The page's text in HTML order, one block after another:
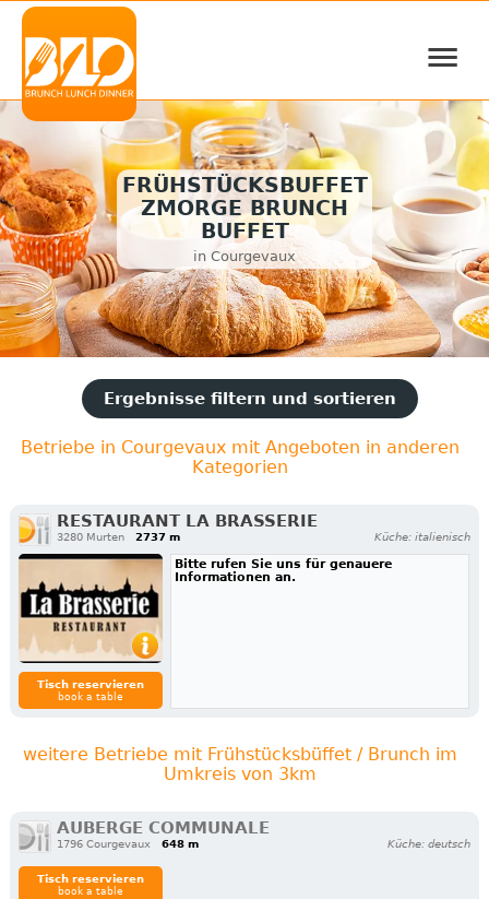
≡
FRÜHSTÜCKSBUFFET
ZMORGE BRUNCH
BUFFET
in Courgevaux
Ergebnisse filtern und sortieren
Betriebe in Courgevaux mit Angeboten in anderen
Kategorien
RESTAURANT LA BRASSERIE
3280 Murten 2737 m Küche: italienisch
Tisch reservieren
book a table
Bitte rufen Sie uns für genauere
Informationen an.
weitere Betriebe mit Frühstücksbüffet / Brunch im
Umkreis von 3km
AUBERGE COMMUNALE
1796 Courgevaux 648 m Küche: deutsch
Tisch reservieren
book a table